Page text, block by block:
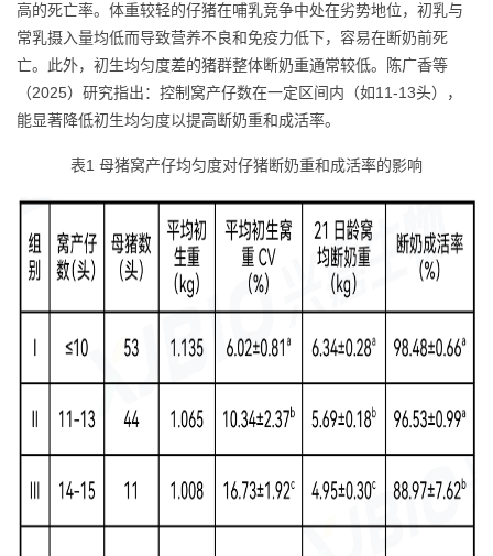
高的死亡率。体重较轻的仔猪在哺乳竞争中处在劣势地位，初乳与
常乳摄入量均低而导致营养不良和免疫力低下，容易在断奶前死
亡。此外，初生均匀度差的猪群整体断奶重通常较低。陈广香等
（2025）研究指出：控制窝产仔数在一定区间内（如11-13头），
能显著降低初生均匀度以提高断奶重和成活率。
表1 母猪窝产仔均匀度对仔猪断奶重和成活率的影响